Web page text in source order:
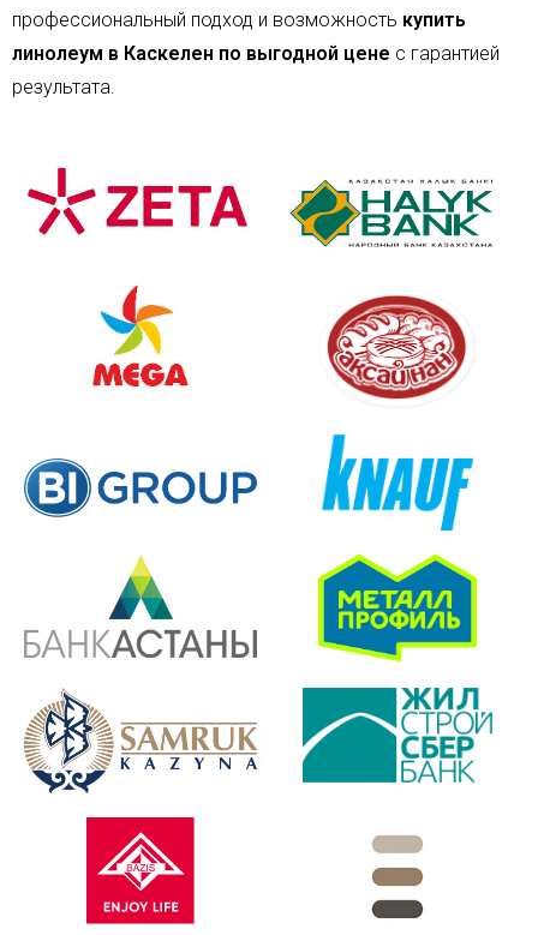
профессиональный подход и возможность купить
линолеум в Каскелен по выгодной цене с гарантией
результата.